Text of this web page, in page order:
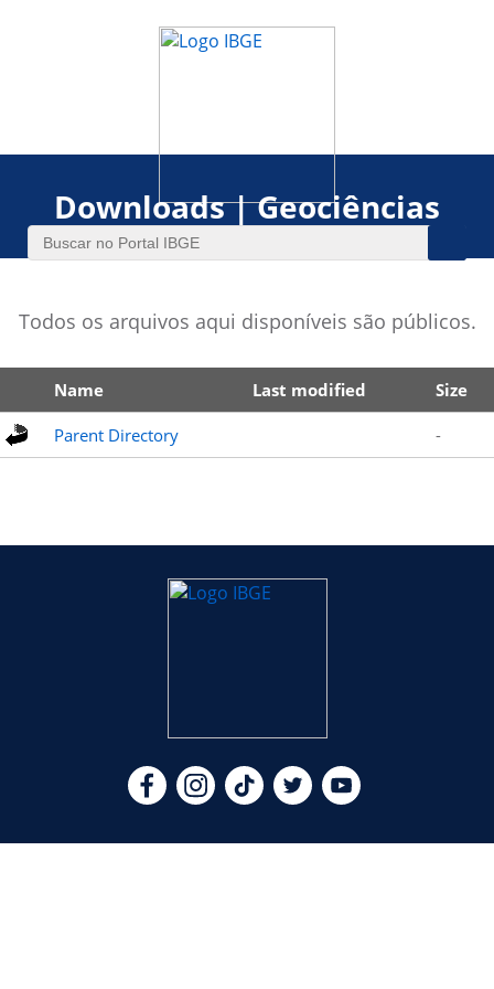
Downloads | Geociências
Todos os arquivos aqui disponíveis são públicos.
Name Last modified Size
Parent Directory -